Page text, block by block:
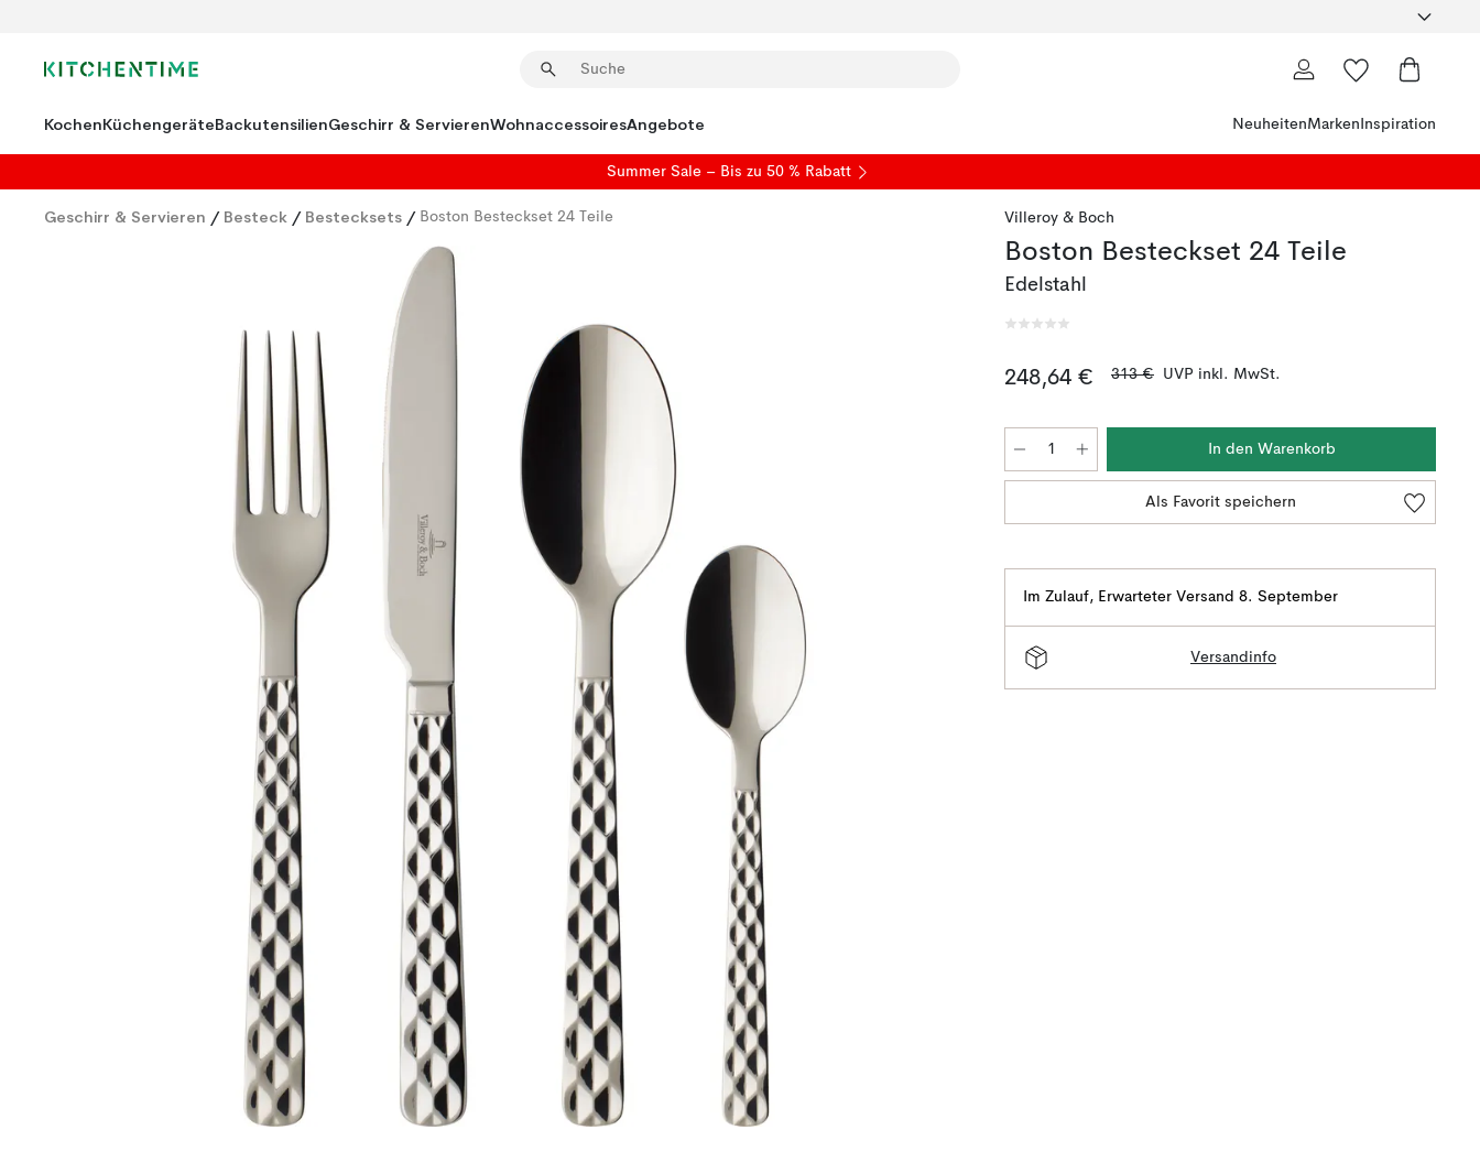
KochenKüchengeräteBackutensilienGeschirr & ServierenWohnaccessoiresAngebote NeuheitenMarken Inspiration
Summer Sale – Bis zu 50 % Rabatt
Geschirr & Servieren / Besteck / Bestecksets / Boston Besteckset 24 Teile Villeroy & Boch
Boston Besteckset 24 Teile
Edelstahl
248,64 € 313 € UVP inkl. MwSt.
In den Warenkorb
Als Favorit speichern
Im Zulauf, Erwarteter Versand 8. September
Versandinfo